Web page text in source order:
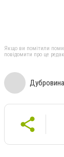
Якщо ви помітили
повідомити про це